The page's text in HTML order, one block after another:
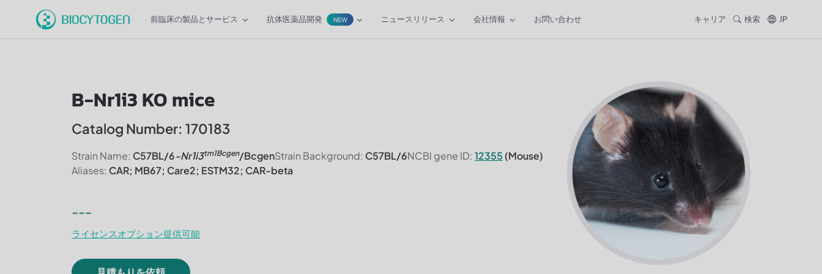
前臨床の製品とサービス 抗体医薬品開発 NEW ニュースリリース 会社情報 お問い合わせ キャリア 検索 JP
B-Nr1i3 KO mice
Catalog Number: 170183
Strain Name: C57BL/6-Nr1i3tm1Bcgen/BcgenStrain Background: C57BL/6NCBI gene ID: 12355 (Mouse)
Aliases: CAR; MB67; Care2; ESTM32; CAR-beta
---
ライセンスオプション提供可能